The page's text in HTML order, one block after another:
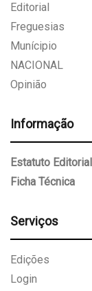
Editorial
Freguesias
Munícipio
NACIONAL
Opinião
Informação
Estatuto Editorial
Ficha Técnica
Serviços
Edições
Login